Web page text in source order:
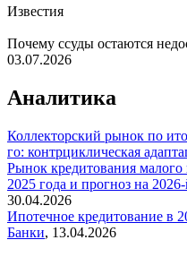
Известия
Почему ссуды остаются
03.07.2026
Аналитика
Коллекторский рынок по
го: контрциклическая
Рынок кредитования малого
2025 года и прогноз на
30.04.2026
Ипотечное кредитование в
Банки, 13.04.2026